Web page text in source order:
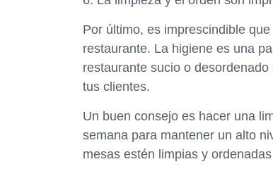
Por último, es imprescindible
restaurante. La higiene es una
restaurante sucio o
tus clientes.
Un buen consejo es hacer una
semana para mantener un alto
mesas estén limpias y